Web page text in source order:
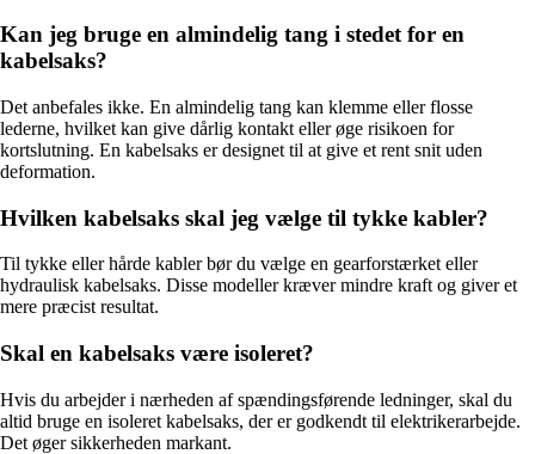
Kan jeg bruge en almindelig tang i stedet for en
kabelsaks?
Det anbefales ikke. En almindelig tang kan klemme eller flosse
lederne, hvilket kan give dårlig kontakt eller øge risikoen for
kortslutning. En kabelsaks er designet til at give et rent snit uden
deformation.
Hvilken kabelsaks skal jeg vælge til tykke kabler?
Til tykke eller hårde kabler bør du vælge en gearforstærket eller
hydraulisk kabelsaks. Disse modeller kræver mindre kraft og giver et
mere præcist resultat.
Skal en kabelsaks være isoleret?
Hvis du arbejder i nærheden af spændingsførende ledninger, skal du
altid bruge en isoleret kabelsaks, der er godkendt til elektrikerarbejde.
Det øger sikkerheden markant.